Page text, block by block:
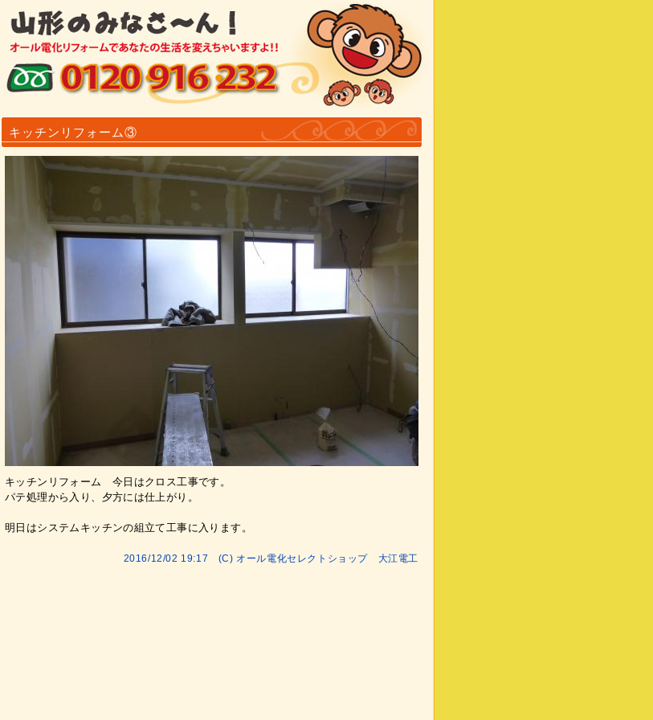
キッチンリフォーム③
キッチンリフォーム 今日はクロス工事です。
パテ処理から入り、夕方には仕上がり。
明日はシステムキッチンの組立て工事に入ります。
2016/12/02 19:17 (C) オール電化セレクトショップ 大江電工